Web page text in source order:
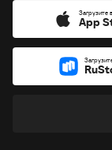
Загрузите в
App